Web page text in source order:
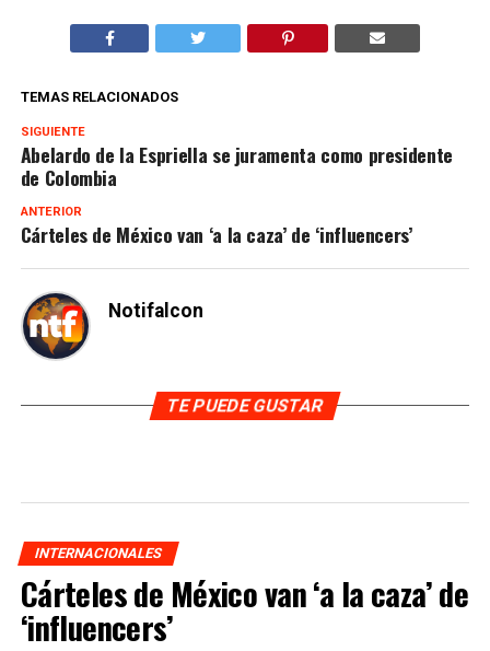
TEMAS RELACIONADOS
SIGUIENTE
Abelardo de la Espriella se juramenta como presidente
de Colombia
ANTERIOR
Cárteles de México van ‘a la caza’ de ‘influencers’
Notifalcon
TE PUEDE GUSTAR
INTERNACIONALES
Cárteles de México van ‘a la caza’ de
‘influencers’